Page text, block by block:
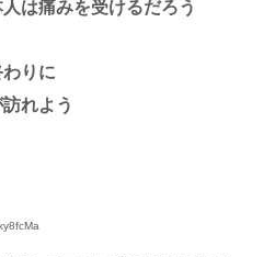
は痛みを受けるだろう
りに
れよう